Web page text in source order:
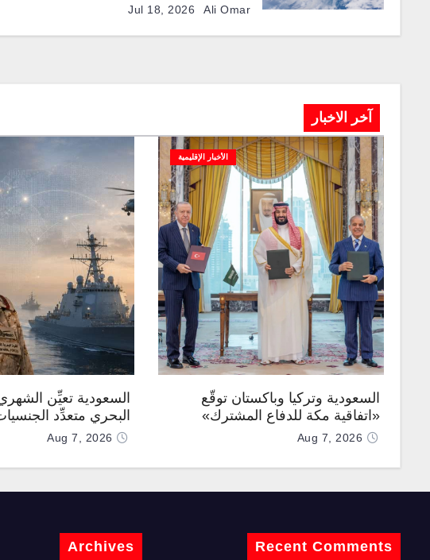
JET-230”
Jul 18, 2026 Ali Omar
آخر الاخبار
الأخبار الإقليمية
السعودية وتركيا وباكستان توقّع
«اتفاقية مكة للدفاع المشترك»
Aug 7, 2026
السعودية تعيِّن
البحري متعدِّد
Aug 7, 2026
Recent Comments
Archives